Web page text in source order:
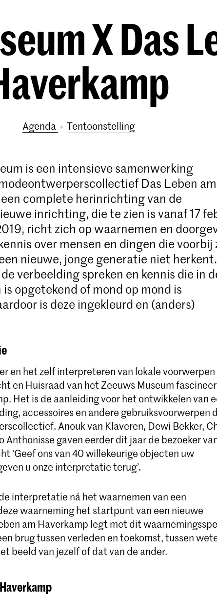
X Das
Agenda tentoonstelling
is een intensieve samenwerking
Das Leben am
complete herinrichting van de
inrichting, die te zien is vanaf 17
richt zich op waarnemen en
over mensen en dingen die voorbij
nieuwe, jonge generatie niet herkent.
verbeelding spreken en kennis die in
is opgetekend of mond op mond is
is deze ingekleurd en (anders)
en het zelf interpreteren van lokale
en Huisraad van het Zeeuws Museum
Het is de aanleiding voor het ontwikkelen van
accessoires en andere gebruiksvoorwerpen
Anouk van Klaveren, Dewi Bekker,
Anthonisse gaven eerder dit jaar de bezoeker
‘Geef ons van 40 willekeurige objecten uw
u onze interpretatie terug’.
interpretatie ná het waarnemen van een
waarneming het startpunt van een nieuwe
am Haverkamp legt met dit
brug tussen verleden en toekomst, tussen
beeld van jezelf of dat van de ander.